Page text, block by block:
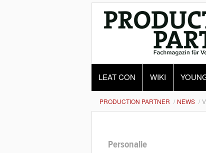
LEAT CON WIKI
PRODUCTION PARTNER NEWS
Personalie